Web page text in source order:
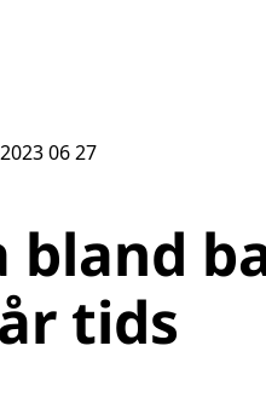
2023 06 27
bland
tids